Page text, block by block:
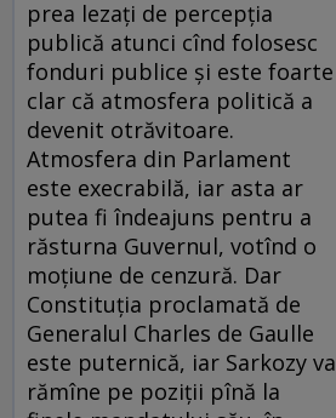
prea lezaţi de percepţia
publică atunci cînd folosesc
fonduri publice şi este foarte
clar că atmosfera politică a
devenit otrăvitoare.
Atmosfera din Parlament
este execrabilă, iar asta ar
putea fi îndeajuns pentru a
răsturna Guvernul, votînd o
moţiune de cenzură. Dar
Constituţia proclamată de
Generalul Charles de Gaulle
este puternică, iar Sarkozy va
rămîne pe poziţii pînă la